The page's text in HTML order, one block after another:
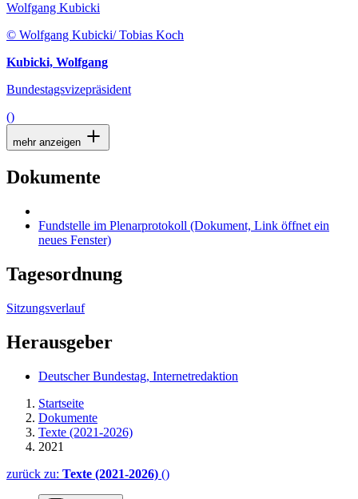
Wolfgang Kubicki
© Wolfgang Kubicki/ Tobias Koch
Kubicki, Wolfgang
Bundestagsvizepräsident
()
mehr anzeigen
Dokumente
Fundstelle im Plenarprotokoll (Dokument, Link öffnet ein
neues Fenster)
Tagesordnung
Sitzungsverlauf
Herausgeber
Deutscher Bundestag, Internetredaktion
Startseite
Dokumente
Texte (2021-2026)
2021
zurück zu: Texte (2021-2026) ()